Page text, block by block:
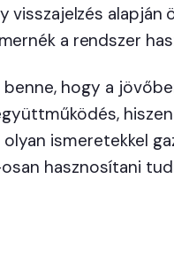
visszajelzés
a rendszer
benne, hogy a
olyan ismeretekkel
hasznosítani